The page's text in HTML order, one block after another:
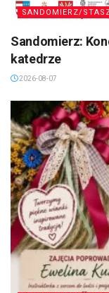
SANDOMIERZ/
Sandomierz:
katedrze
2026-08-07